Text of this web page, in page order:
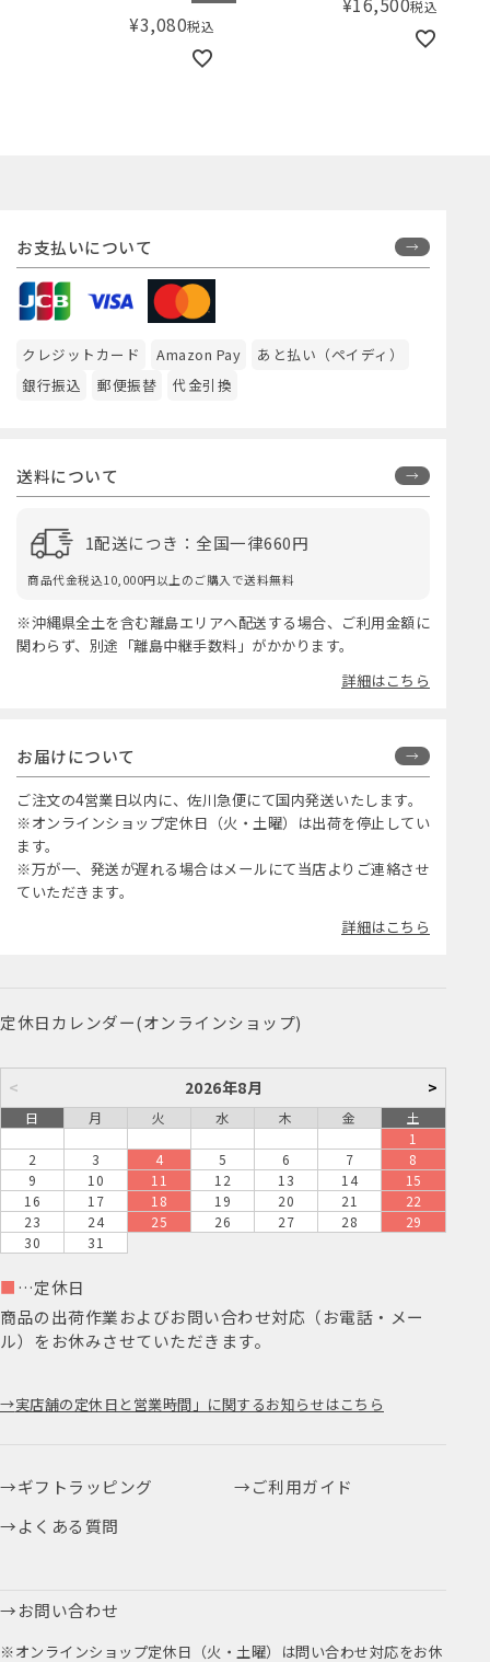
¥3,080税込
税込
お支払いについて
クレジットカード Amazon Pay
あと払い（ペイディ）
銀行振込
郵便振替 代金引換
送料について
1配送につき：全国一律660円
商品代金税込10,000円以上のご購入で送料無料
※沖縄県全土を含む離島エリアへ配送する場合、ご利用金額に
関わらず、別途「離島中継手数料」がかかります。
詳細はこちら
お届けについて
ご注文の4営業日以内に、佐川急便にて国内発送いたします。
※オンラインショップ定休日（火・土曜）は出荷を停止してい
ます。
※万が一、発送が遅れる場合はメールにて当店よりご連絡させ
ていただきます。
詳細はこちら
定休日カレンダー(オンラインショップ)
< 2026年8月 >
日 月 火 水 木 金
土
1
2
3 4 5 6 7
8
9
10 11 12 13 14
15
16
17 18 19 20 21
22
23
24 25 26 27 28
29
30
31
■ …定休日
商品の出荷作業およびお問い合わせ対応（お電話・メー
ル）をお休みさせていただきます。
実店舗の定休日と営業時間」に関するお知らせはこちら
ギフトラッピング
ご利用ガイド
よくある質問
お問い合わせ
※オンラインショップ定休日（火・土曜）は問い合わせ対応をお休